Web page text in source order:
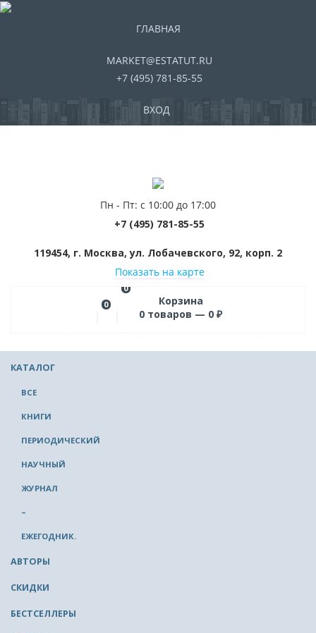
ГЛАВНАЯ
MARKET@ESTATUT.RU
+7 (495) 781-85-55
ВХОД
Пн - Пт: с 10:00 до 17:00
+7 (495) 781-85-55
119454, г. Москва, ул. Лобачевского, 92, корп. 2
Показать на карте
0
0
Корзина
0 товаров — 0 ₽
КАТАЛОГ
ВСЕ
КНИГИ
ПЕРИОДИЧЕСКИЙ
НАУЧНЫЙ
ЖУРНАЛ
–
ЕЖЕГОДНИК.
АВТОРЫ
СКИДКИ
БЕСТСЕЛЛЕРЫ